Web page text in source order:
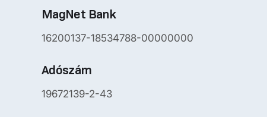
MagNet Bank
16200137-18534788-00000000
Adószám
19672139-2-43